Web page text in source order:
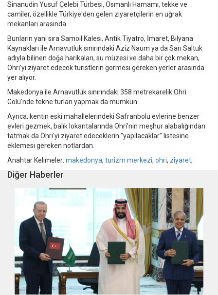
Sinanudin Yusuf Çelebi Türbesi, Osmanlı Hamamı, tekke ve
camiler, özellikle Türkiye'den gelen ziyaretçilerin en uğrak
mekanları arasında.
Bunların yanı sıra Samoil Kalesi, Antik Tiyatro, İmaret, Bilyana
Kaynakları ile Arnavutluk sınırındaki Aziz Naum ya da Sarı Saltuk
adıyla bilinen doğa harikaları, su müzesi ve daha bir çok mekan,
Ohri'yi ziyaret edecek turistlerin görmesi gereken yerler arasında
yer alıyor.
Makedonya ile Arnavutluk sınırındaki 358 metrekarelik Ohri
Gölü'nde tekne turları yapmak da mümkün.
Ayrıca, kentin eski mahallelerindeki Safranbolu evlerine benzer
evleri gezmek, balık lokantalarında Ohri'nin meşhur alabalığından
tatmak da Ohri'yi ziyaret edeceklerin "yapılacaklar" listesine
eklemesi gereken notlardan.
Anahtar Kelimeler: makedonya, turizm merkezi, ohri, ziyaret,
Diğer Haberler